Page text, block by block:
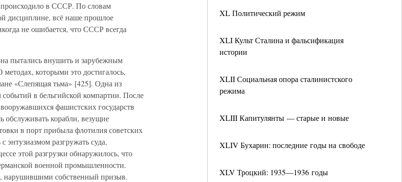
XL Политический режим
XLI Культ Сталина и фальсификация
истории
XLII Социальная опора сталинистского
режима
XLIII Капитулянты — старые и новые
XLIV Бухарин: последние годы на свободе
XLV Троцкий: 1935—1936 годы
происходило в СССР. По словам
дисциплине, всё наше прошлое
не ошибается, что СССР всегда
пытались внушить и зарубежным
которыми это достигалось,
«Слепящая тьма» [425]. Одна из
в бельгийской компартии. После
фашистских государств
обслуживать корабли, везущие
в порт прибыла флотилия советских
энтузиазмом разгружать суда,
этой разгрузки обнаружилось, что
военной промышленности.
нарушившими собственный призыв.